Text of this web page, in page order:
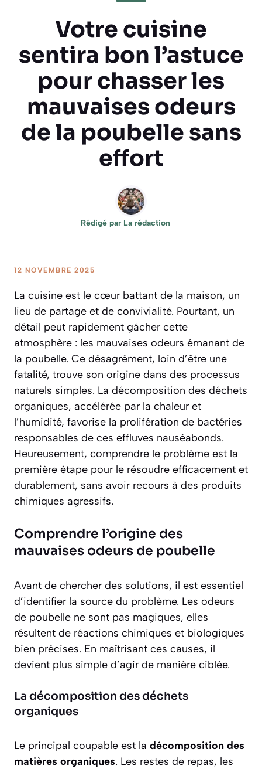
Votre cuisine
sentira bon l’astuce
pour chasser les
mauvaises odeurs
de la poubelle sans
effort
Rédigé par La rédaction
12 NOVEMBRE 2025
La cuisine est le cœur battant de la maison, un
lieu de partage et de convivialité. Pourtant, un
détail peut rapidement gâcher cette
atmosphère : les mauvaises odeurs émanant de
la poubelle. Ce désagrément, loin d’être une
fatalité, trouve son origine dans des processus
naturels simples. La décomposition des déchets
organiques, accélérée par la chaleur et
l’humidité, favorise la prolifération de bactéries
responsables de ces effluves nauséabonds.
Heureusement, comprendre le problème est la
première étape pour le résoudre efficacement et
durablement, sans avoir recours à des produits
chimiques agressifs.
Comprendre l’origine des
mauvaises odeurs de poubelle
Avant de chercher des solutions, il est essentiel
d’identifier la source du problème. Les odeurs
de poubelle ne sont pas magiques, elles
résultent de réactions chimiques et biologiques
bien précises. En maîtrisant ces causes, il
devient plus simple d’agir de manière ciblée.
La décomposition des déchets
organiques
Le principal coupable est la décomposition des
matières organiques. Les restes de repas, les